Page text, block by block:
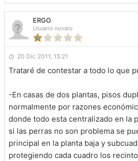
ERGO
Usuario novato
20 Dic 2011, 15:21
Trataré de contestar a todo lo que
-En casas de dos plantas, pisos
normalmente por razones
donde todo esta centralizado en la
si las perras no son problema se
principal en la planta baja y
protegiendo cada cuadro los